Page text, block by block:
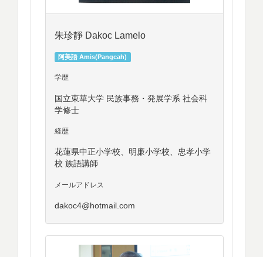
朱珍靜 Dakoc Lamelo
阿美語 Amis(Pangcah)
学歴
国立東華大学 民族事務・発展学系 社会科
学修士
経歴
花蓮県中正小学校、明廉小学校、忠孝小学
校 族語講師
メールアドレス
dakoc4@hotmail.com